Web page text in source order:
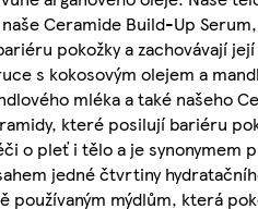
Ceramide Build-Up
pokožky a zachovávají
s kokosovým olejem a
mléka a také našeho
které posilují bariéru
o pleť i tělo a je
jedné čtvrtiny
mýdlům, která